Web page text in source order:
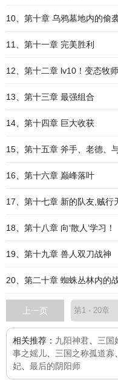
10、第十章 乌鸦墓地内的偷
11、第十一章 完美胜利
12、第十二章 lv10！变态牧师
13、第十三章 最强组合
14、第十四章 巨大收获
15、第十五章 斧手、老德、
16、第十六章 巅峰落叶
17、第十七章 新的队友,贼行
18、第十八章 向‘散人’学习！
19、第十九章 兽人双刀战神
20、第二十章 蜘蛛丛林内的
上一页
相关推荐： 九阳神君 三国
事之媱儿
三国之称孤道寡
妃
最后的阴阳师